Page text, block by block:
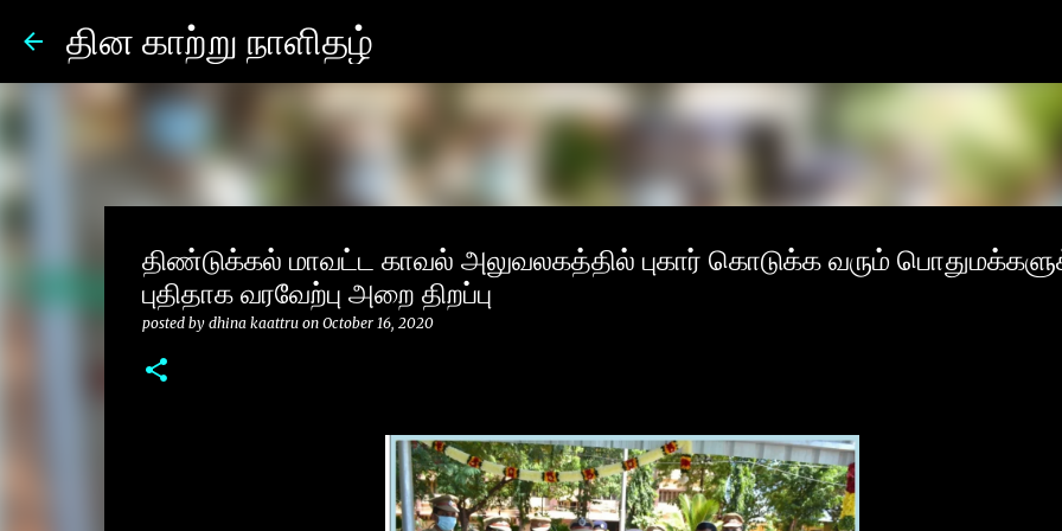
தின காற்று நாளிதழ்
திண்டுக்கல் மாவட்ட காவல் அலுவலகத்தில் புகார் கொடுக்க வரும்
புதிதாக வரவேற்பு அறை திறப்பு
posted by dhina kaattru on October 16, 2020